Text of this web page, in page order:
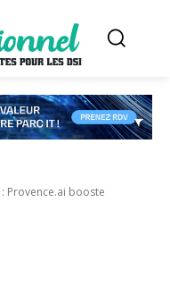
Provence.ai booste